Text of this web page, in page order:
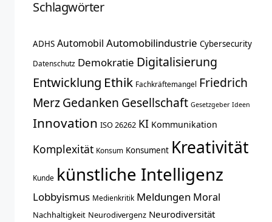
Schlagwörter
ADHS Automobil Automobilindustrie Cybersecurity
Datenschutz Demokratie Digitalisierung
Entwicklung Ethik Fachkräftemangel Friedrich
MerzGedanken Gesellschaft Gesetzgeber Ideen
Innovation ISO 26262 KI Kommunikation
Komplexität Konsum Konsument Kreativität
Kunde künstliche Intelligenz
Lobbyismus Medienkritik Meldungen Moral
Nachhaltigkeit Neurodivergenz Neurodiversität